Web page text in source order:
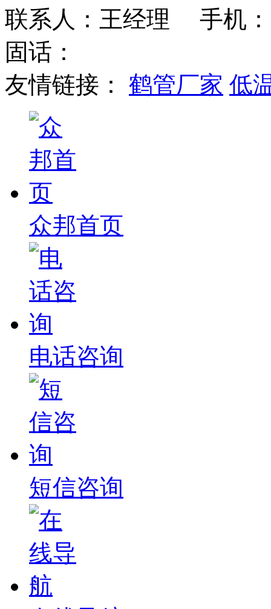
联系人：王经理 手机：
固话：
友情链接： 鹤管厂家 低
众邦首页
电话咨询
短信咨询